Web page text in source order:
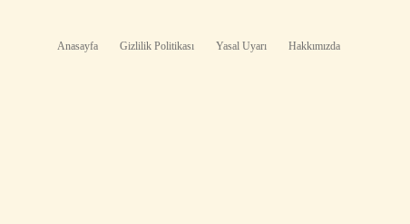
Anasayfa Gizlilik Politikası Yasal Uyarı Hakkımızda